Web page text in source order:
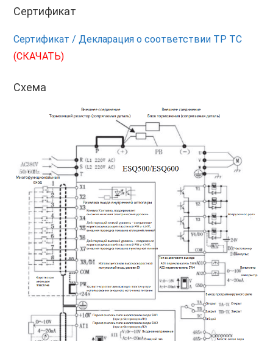
Сертификат
Сертификат / Декларация о соответствии ТР ТС
(СКАЧАТЬ)
Схема